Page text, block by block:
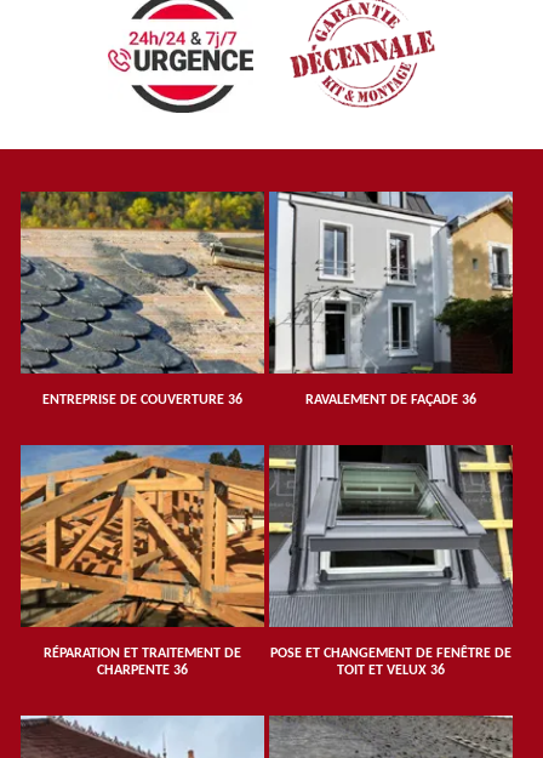
ENTREPRISE DE COUVERTURE 36 RAVALEMENT DE FAÇADE 36
RÉPARATION ET TRAITEMENT DE
CHARPENTE 36
POSE ET CHANGEMENT DE FENÊTRE DE
TOIT ET VELUX 36